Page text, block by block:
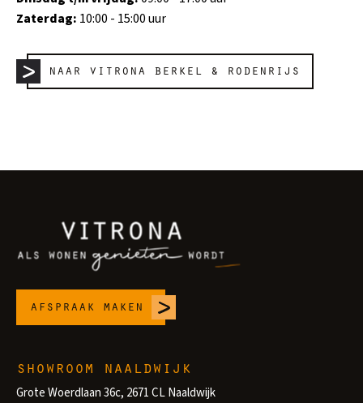
Zaterdag: 10:00 - 15:00 uur
naar vitrona berkel & rodenrijs
afspraak maken
showroom naaldwijk
Grote Woerdlaan 36c, 2671 CL Naaldwijk